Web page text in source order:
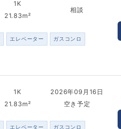
1K
21.83m²
相談
エレベーター ガスコンロ
1K
21.83m²
2026年09月16日
空き予定
エレベーター ガスコンロ